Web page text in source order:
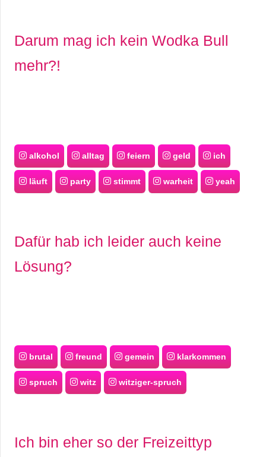
Darum mag ich kein Wodka Bull
mehr?!
alkohol alltag feiern geld ich
läuft party stimmt warheit yeah
Dafür hab ich leider auch keine
Lösung?
brutal freund gemein klarkommen
spruch witz witziger-spruch
Ich bin eher so der Freizeittyp